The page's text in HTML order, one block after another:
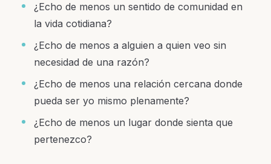
¿Echo de menos un sentido de comunidad en
la vida cotidiana?
¿Echo de menos a alguien a quien veo sin
necesidad de una razón?
¿Echo de menos una relación cercana donde
pueda ser yo mismo plenamente?
¿Echo de menos un lugar donde sienta que
pertenezco?